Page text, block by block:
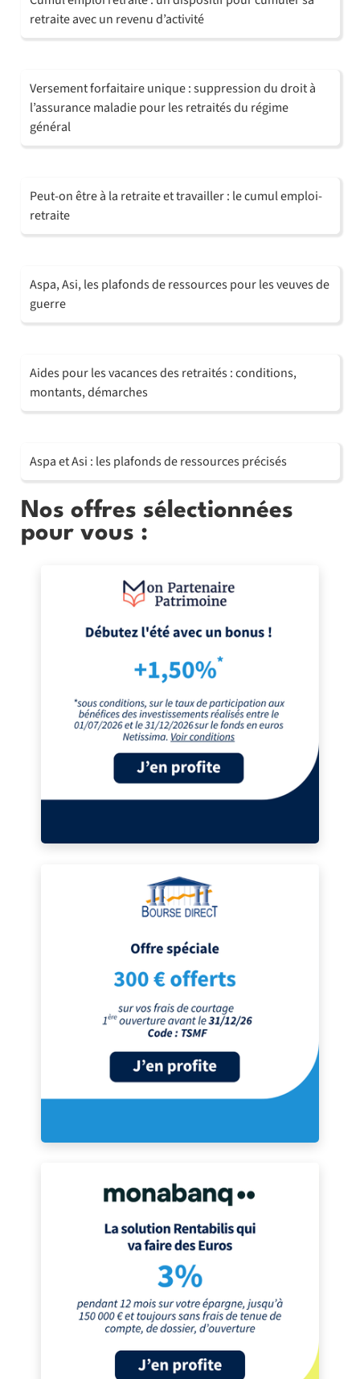
retraite avec un revenu d’activité
Versement forfaitaire unique : suppression du droit à
l’assurance maladie pour les retraités du régime
général
Peut-on être à la retraite et travailler : le cumul emploi-
retraite
Aspa, Asi, les plafonds de ressources pour les veuves de
guerre
Aides pour les vacances des retraités : conditions,
montants, démarches
Aspa et Asi : les plafonds de ressources précisés
Nos offres sélectionnées
pour vous :